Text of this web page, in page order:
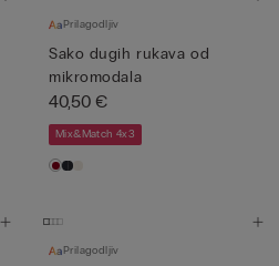
Prilagodljiv
Sako dugih rukava od
mikromodala
40,50 €
Mix&Match 4x3
Prilagodljiv